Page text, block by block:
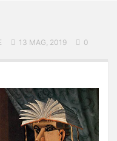
13 MAG, 2019 0